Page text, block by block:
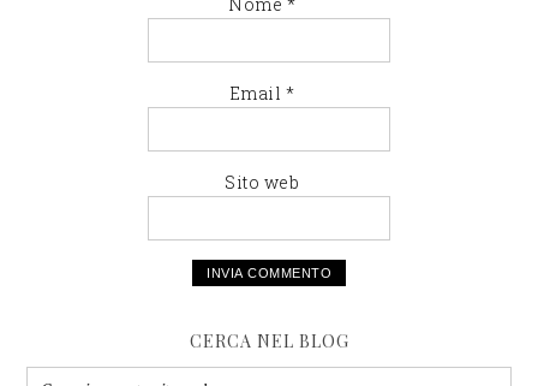
Email *
Sito web
CERCA NEL BLOG